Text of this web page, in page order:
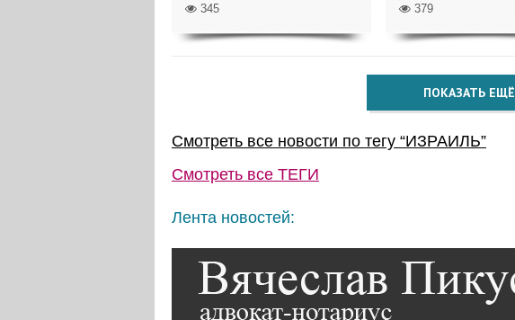
345 379
ПОКАЗАТЬ ЕЩЁ
Смотреть все новости по тегу “ИЗРАИЛЬ”
Смотреть все ТЕГИ
Лента новостей: